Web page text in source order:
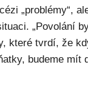
„problémy“,
„Povolání
které tvrdí, že
budeme mít